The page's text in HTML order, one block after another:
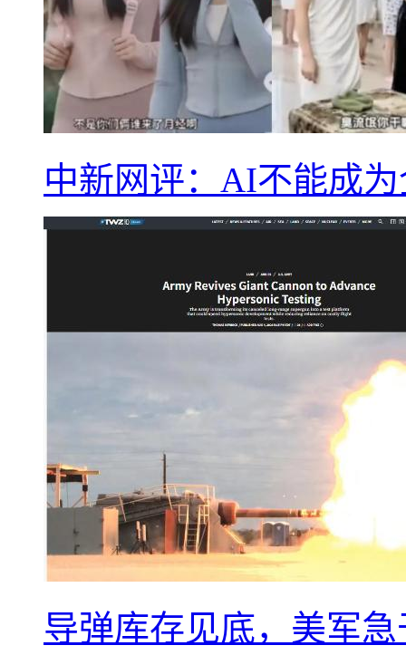
中新网评：AI不能成
导弹库存见底，美军